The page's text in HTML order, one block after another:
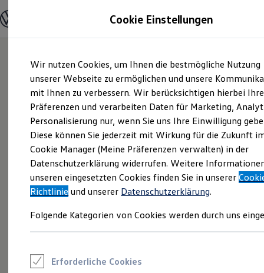
Hauptinhalt
springen
Footer
springen
Modelle und Konfigurator
Modelle vergleichen
Elektroautos
ENERGY Sondermodelle
Nutzfahrzeuge
SUV und CUV
Familienautos
Kombis
Kompaktwagen
Sportwagen
Schnell verfügbare Fahrzeuge
Angebote und Produkte
Aktuelle Angebote
E-Auto-Förderung
Volkswagen Marktplatz
Junge Gebrauchtwagen und Gebrauchtwagen
Saisonangebote
Cookie Einstellungen
Wir nutzen Cookies, um Ihnen die bestmögliche Nutzung
unserer Webseite zu ermöglichen und unsere
mit Ihnen zu verbessern. Wir berücksichtigen hierbei Ihre
Präferenzen und verarbeiten Daten für Marketing,
Personalisierung nur, wenn Sie uns Ihre Einwilligung
Diese können Sie jederzeit mit Wirkung für die Zukunft
Cookie Manager (Meine Präferenzen verwalten) in der
Datenschutzerklärung widerrufen. Weitere
unseren eingesetzten Cookies finden Sie in unserer
Richtlinie und unserer Datenschutzerklärung.
Folgende Kategorien von Cookies werden durch uns
Erforderliche Cookies